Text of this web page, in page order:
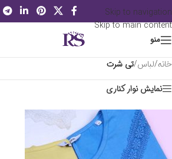
Skip to navigation
Skip to main content
منو
خانه/لباس/تی شرت
نمایش نوار کناری